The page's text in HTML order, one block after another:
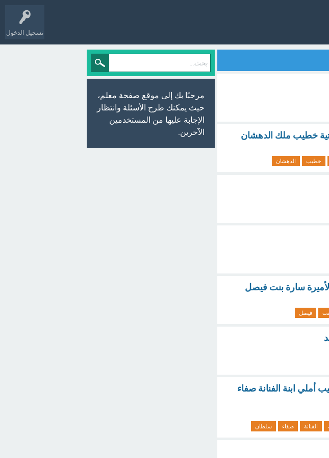
تسجيل الدخول
خطيب ملك الدهشان
خطيب الدهشان
سارة بنت فيصل
فيصل
ابنة الفنانة صفاء
الفنانة صفاء سلطان
مرحبًا بك إلى موقع صفحة معلم،
حيث يمكنك طرح الأسئلة وانتظار
الإجابة عليها من المستخدمين
الآخرين.